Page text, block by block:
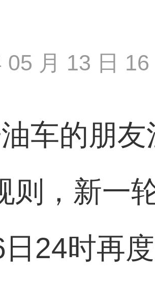
05 月 13 日 16
车的朋
则，新一
24时再度